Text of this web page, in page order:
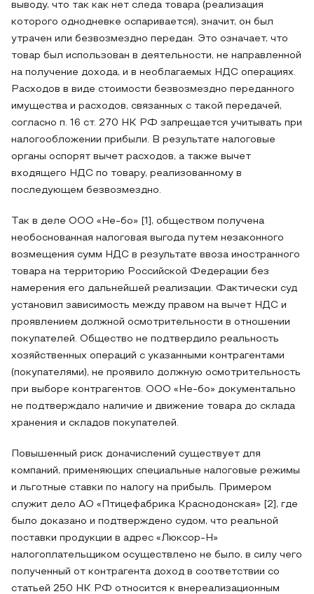
выводу, что так как нет следа товара (реализация
которого однодневке оспаривается), значит, он был
утрачен или безвозмездно передан. Это означает, что
товар был использован в деятельности, не направленной
на получение дохода, и в необлагаемых НДС операциях.
Расходов в виде стоимости безвозмездно переданного
имущества и расходов, связанных с такой передачей,
согласно п. 16 ст. 270 НК РФ запрещается учитывать при
налогообложении прибыли. В результате налоговые
органы оспорят вычет расходов, а также вычет
входящего НДС по товару, реализованному в
последующем безвозмездно.
Так в деле ООО «Не-бо» [1], обществом получена
необоснованная налоговая выгода путем незаконного
возмещения сумм НДС в результате ввоза иностранного
товара на территорию Российской Федерации без
намерения его дальнейшей реализации. Фактически суд
установил зависимость между правом на вычет НДС и
проявлением должной осмотрительности в отношении
покупателей. Общество не подтвердило реальность
хозяйственных операций с указанными контрагентами
(покупателями), не проявило должную осмотрительность
при выборе контрагентов. ООО «Не-бо» документально
не подтверждало наличие и движение товара до склада
хранения и складов покупателей.
Повышенный риск доначислений существует для
компаний, применяющих специальные налоговые режимы
и льготные ставки по налогу на прибыль. Примером
служит дело АО «Птицефабрика Краснодонская» [2], где
было доказано и подтверждено судом, что реальной
поставки продукции в адрес «Люксор-Н»
налогоплательщиком осуществлено не было, в силу чего
полученный от контрагента доход в соответствии со
статьей 250 НК РФ относится к внереализационным